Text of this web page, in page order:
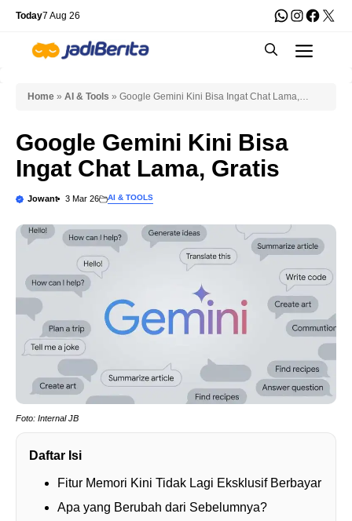
Skip
content
Today7 Aug 26 WhatsApp
X
Home » AI & Tools » Google Gemini Kini Bisa Ingat Chat Lama,
Google Gemini Kini Bisa
Ingat Chat Lama, Gratis
Jowant 3 Mar 26 AI & TOOLS
Foto: Internal JB
Daftar Isi
Fitur Memori Kini Tidak Lagi Eksklusif Berbayar
Apa yang Berubah dari Sebelumnya?